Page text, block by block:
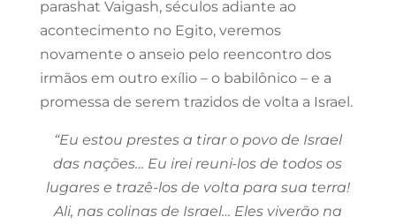
parashat Vaigash, séculos adiante ao
acontecimento no Egito, veremos
novamente o anseio pelo reencontro dos
irmãos em outro exílio – o babilônico – e a
promessa de serem trazidos de volta a Israel.
“Eu estou prestes a tirar o povo de Israel
das nações… Eu irei reuni-los de todos os
lugares e trazê-los de volta para sua terra!
Ali, nas colinas de Israel… Eles viverão na